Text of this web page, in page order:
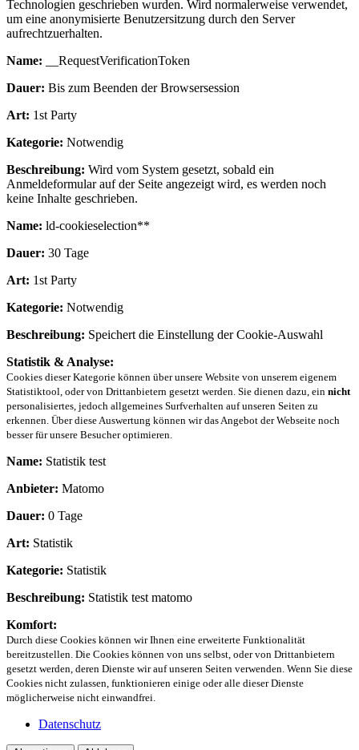
Technologien geschrieben wurden. Wird normalerweise verwendet,
um eine anonymisierte Benutzersitzung durch den Server
aufrechtzuerhalten.
Name: __RequestVerificationToken
Dauer: Bis zum Beenden der Browsersession
Art: 1st Party
Kategorie: Notwendig
Beschreibung: Wird vom System gesetzt, sobald ein
Anmeldeformular auf der Seite angezeigt wird, es werden noch
keine Inhalte geschrieben.
Name: ld-cookieselection**
Dauer: 30 Tage
Art: 1st Party
Kategorie: Notwendig
Beschreibung: Speichert die Einstellung der Cookie-Auswahl
Statistik & Analyse:
Cookies dieser Kategorie können über unsere Website von unserem eigenem
Statistiktool, oder von Drittanbietern gesetzt werden. Sie dienen dazu, ein nicht
personalisiertes, jedoch allgemeines Surfverhalten auf unseren Seiten zu
erkennen. Über diese Auswertung können wir das Angebot der Webseite noch
besser für unsere Besucher optimieren.
Name: Statistik test
Anbieter: Matomo
Dauer: 0 Tage
Art: Statistik
Kategorie: Statistik
Beschreibung: Statistik test matomo
Komfort:
Durch diese Cookies können wir Ihnen eine erweiterte Funktionalität
bereitzustellen. Die Cookies können von uns selbst, oder von Drittanbietern
gesetzt werden, deren Dienste wir auf unseren Seiten verwenden. Wenn Sie diese
Cookies nicht zulassen, funktionieren einige oder alle dieser Dienste
möglicherweise nicht einwandfrei.
Datenschutz